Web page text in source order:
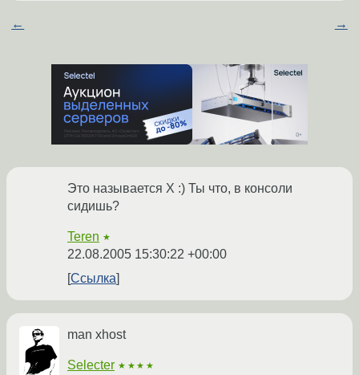
← →
Это называется X :) Ты что, в консоли
сидишь?
Teren ★
22.08.2005 15:30:22 +00:00
Ссылка
man xhost
Selecter ★★★★